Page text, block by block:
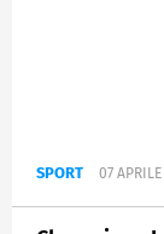
SPORT 07